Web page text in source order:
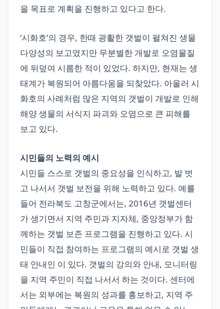
을 목표로 계획을 진행하고 있다고 한다.
‘시화호’의 경우, 한때 광활한 갯벌이 펼쳐진 생물
다양성의 보고였지만 무분별한 개발로 오염물질
에 뒤덮여 시름한 적이 있었다. 하지만, 현재는 생
태계가 복원되어 아름다움을 되찾았다. 아울러 시
화호의 사례처럼 많은 지역의 갯벌이 개발로 인해
해양 생물의 서식지 파괴와 오염으로 큰 피해를
보고 있다.
시민들의 노력의 예시
시민들 스스로 갯벌의 중요성을 인식하고, 발 벗
고 나서서 갯벌 보전을 위해 노력하고 있다. 예를
들어 전라북도 고창군에서는, 2016년 갯벌센터
가 생기면서 지역 주민과 지자체, 중앙정부가 함
께하는 갯벌 보존 프로그램을 진행하고 있다. 시
민들이 직접 참여하는 프로그램의 예시로 갯벌 생
태 안내인 이 있다. 갯벌의 강의와 안내, 모니터링
을 지역 주민이 직접 나서서 하는 것이다. 센터에
서는 외부에는 복원의 성과를 홍보하고, 지역 주